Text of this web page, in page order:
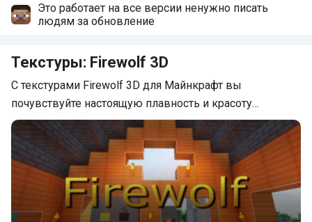
Это работает на все версии ненужно писать
людям за обновление
Текстуры: Firewolf 3D
С текстурами Firewolf 3D для Майнкрафт вы
почувствуйте настоящую плавность и красоту…